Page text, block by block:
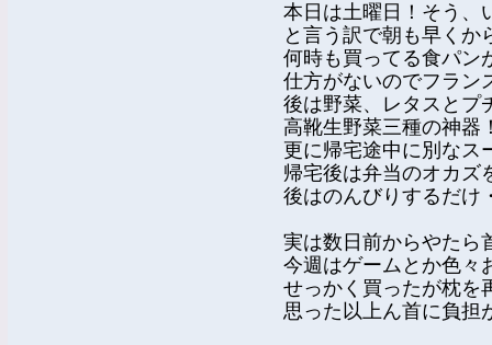
本日は土曜日！そう、
と言う訳で朝も早くか
何時も買ってる食パン
仕方がないのでフラン
後は野菜、レタスとプ
高靴生野菜三種の神器
更に帰宅途中に別なス
帰宅後は弁当のオカズ
後はのんびりするだけ
実は数日前からやたら
今週はゲームとか色々
せっかく買ったが枕を
思った以上ん首に負担